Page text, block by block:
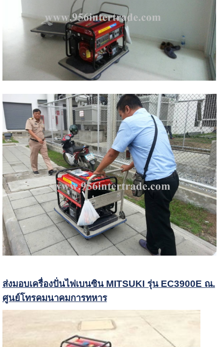
ส่งมอบเครื่องปั่นไฟเบนซิน MITSUKI รุ่น EC3900E ณ.
ศูนย์โทรคมนาคมการทหาร